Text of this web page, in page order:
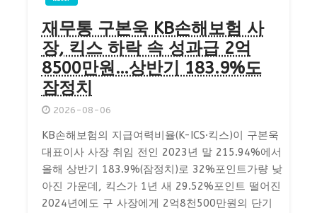
재무통 구본욱 KB손해보험 사
장, 킥스 하락 속 성과급 2억
8500만원…상반기 183.9%도
잠정치
2026-08-06
KB손해보험의 지급여력비율(K-ICS·킥스)이 구본욱
대표이사 사장 취임 전인 2023년 말 215.94%에서
올해 상반기 183.9%(잠정치)로 32%포인트가량 낮
아진 가운데, 킥스가 1년 새 29.52%포인트 떨어진
2024년에도 구 사장에게 2억8천500만원의 단기